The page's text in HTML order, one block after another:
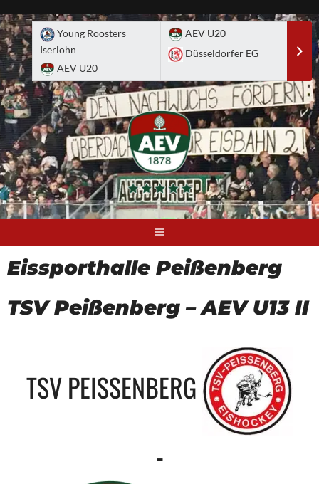
to
content
Young Roosters
Iserlohn
AEV U20
AEV U20
Düsseldorfer EG
Eissporthalle Peißenberg
TSV Peißenberg – AEV U13 II
TSV PEISSENBERG
-